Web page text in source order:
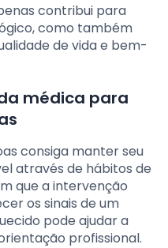
contribui para
como também
de vida e bem-
médica para
consiga manter seu
através de hábitos de
que a intervenção
os sinais de um
pode ajudar a
profissional.